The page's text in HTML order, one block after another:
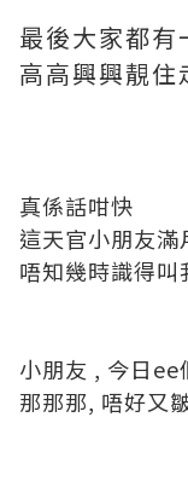
最後大家都有
高高興興靚
真係話咁快
這天官小朋友滿
唔知幾時識得叫
小朋友 , 今日ee
那那那, 唔好又